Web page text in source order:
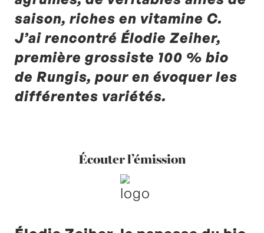
saison, riches en vitamine C.
J’ai rencontré Élodie Zeiher,
première grossiste 100 % bio
de Rungis, pour en évoquer les
différentes variétés.
Écouter l’émission